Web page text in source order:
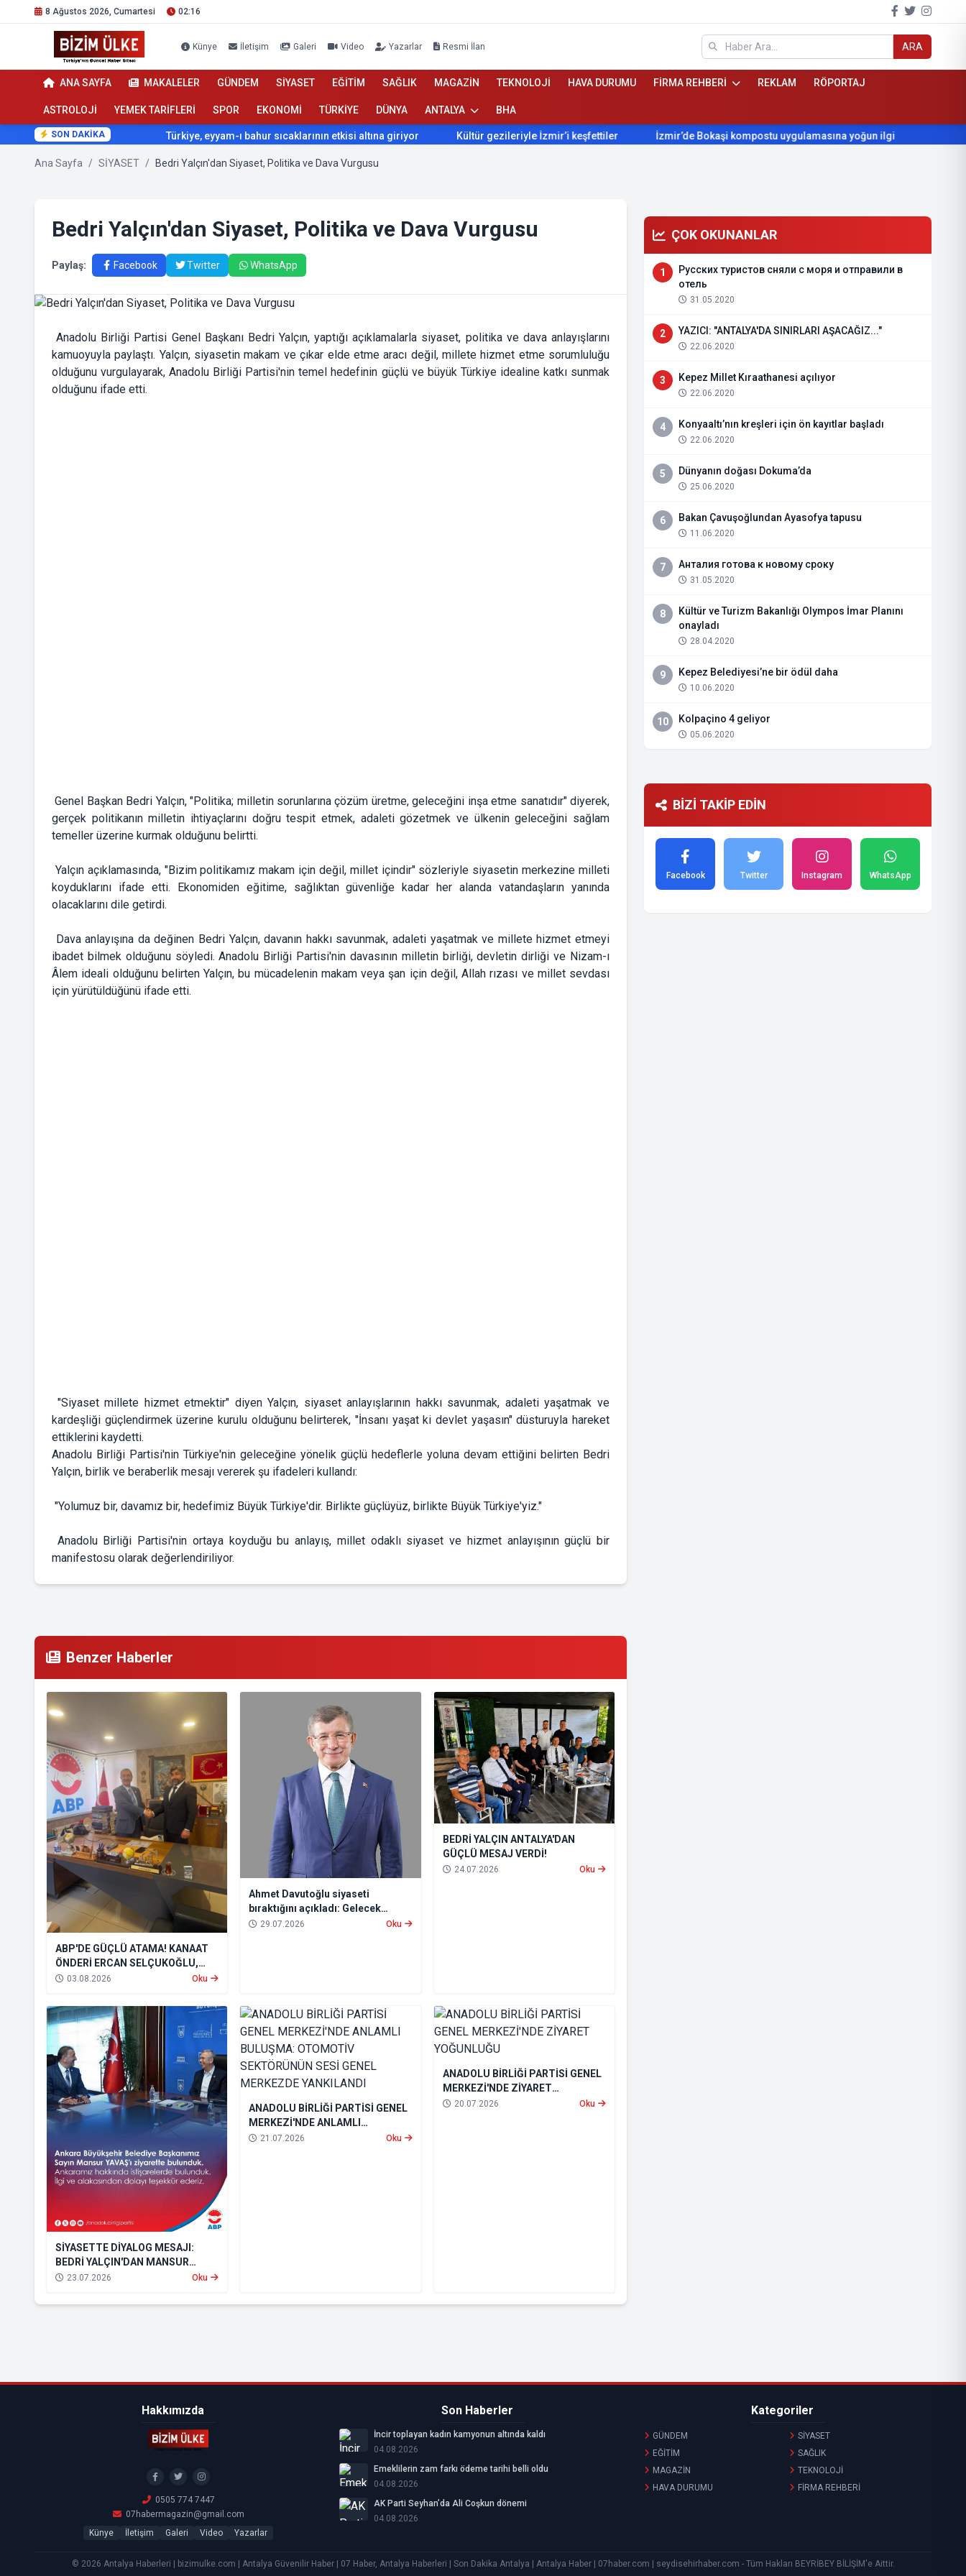
8 Ağustos 2026, Cumartesi 02:16
Künye İletişim Galeri Video Yazarlar Resmi İlan ARA
ANA SAYFA MAKALELER GÜNDEM SİYASET EĞİTİM SAĞLIK MAGAZİN TEKNOLOJİ HAVA DURUMU FİRMA REHBERİ REKLAM RÖPORTAJ
ASTROLOJİ YEMEK TARİFLERİ SPOR EKONOMİ TÜRKİYE DÜNYA ANTALYA BHA
SON DAKİKA Türkiye, eyyam-ı bahur sıcaklarının etkisi altına giriyor Kültür gezileriyle İzmir’i keşfettiler İzmir’de Bokaşi kompostu uygulamasına yoğun ilgi Beydağ’ın
Ana Sayfa / SİYASET / Bedri Yalçın'dan Siyaset, Politika ve Dava Vurgusu
Bedri Yalçın'dan Siyaset, Politika ve Dava Vurgusu
Paylaş: Facebook Twitter WhatsApp
Anadolu Birliği Partisi Genel Başkanı Bedri Yalçın, yaptığı açıklamalarla siyaset, politika ve dava anlayışlarını
kamuoyuyla paylaştı. Yalçın, siyasetin makam ve çıkar elde etme aracı değil, millete hizmet etme sorumluluğu
olduğunu vurgulayarak, Anadolu Birliği Partisi'nin temel hedefinin güçlü ve büyük Türkiye idealine katkı sunmak
olduğunu ifade etti.
Genel Başkan Bedri Yalçın, "Politika; milletin sorunlarına çözüm üretme, geleceğini inşa etme sanatıdır" diyerek,
gerçek politikanın milletin ihtiyaçlarını doğru tespit etmek, adaleti gözetmek ve ülkenin geleceğini sağlam
temeller üzerine kurmak olduğunu belirtti.
Yalçın açıklamasında, "Bizim politikamız makam için değil, millet içindir" sözleriyle siyasetin merkezine milleti
koyduklarını ifade etti. Ekonomiden eğitime, sağlıktan güvenliğe kadar her alanda vatandaşların yanında
olacaklarını dile getirdi.
Dava anlayışına da değinen Bedri Yalçın, davanın hakkı savunmak, adaleti yaşatmak ve millete hizmet etmeyi
ibadet bilmek olduğunu söyledi. Anadolu Birliği Partisi'nin davasının milletin birliği, devletin dirliği ve Nizam-ı
Âlem ideali olduğunu belirten Yalçın, bu mücadelenin makam veya şan için değil, Allah rızası ve millet sevdası
için yürütüldüğünü ifade etti.
"Siyaset millete hizmet etmektir" diyen Yalçın, siyaset anlayışlarının hakkı savunmak, adaleti yaşatmak ve
kardeşliği güçlendirmek üzerine kurulu olduğunu belirterek, "İnsanı yaşat ki devlet yaşasın" düsturuyla hareket
ettiklerini kaydetti.
Anadolu Birliği Partisi'nin Türkiye'nin geleceğine yönelik güçlü hedeflerle yoluna devam ettiğini belirten Bedri
Yalçın, birlik ve beraberlik mesajı vererek şu ifadeleri kullandı:
"Yolumuz bir, davamız bir, hedefimiz Büyük Türkiye'dir. Birlikte güçlüyüz, birlikte Büyük Türkiye'yiz."
Anadolu Birliği Partisi'nin ortaya koyduğu bu anlayış, millet odaklı siyaset ve hizmet anlayışının güçlü bir
manifestosu olarak değerlendiriliyor.
Benzer Haberler
ABP'DE GÜÇLÜ ATAMA! KANAAT
ÖNDERİ ERCAN SELÇUKOĞLU,
TÜM BÖLGELERDEN SORUMLU
03.08.2026 Oku
Ahmet Davutoğlu siyaseti
bıraktığını açıkladı: Gelecek
Partisi’ni feshetti
29.07.2026 Oku
BEDRİ YALÇIN ANTALYA'DAN
GÜÇLÜ MESAJ VERDİ!
24.07.2026 Oku
SİYASETTE DİYALOG MESAJI:
BEDRİ YALÇIN'DAN MANSUR
YAVAŞ'A ANLAMLI ZİYARET
23.07.2026 Oku
ANADOLU BİRLİĞİ PARTİSİ GENEL
MERKEZİ'NDE ANLAMLI
BULUŞMA: OTOMOTİV
21.07.2026 Oku
ANADOLU BİRLİĞİ PARTİSİ GENEL
MERKEZİ'NDE ZİYARET
YOĞUNLUĞU
20.07.2026 Oku
ÇOK OKUNANLAR
1
Русских туристов сняли с моря и отправили в
отель
31.05.2020
2 YAZICI: "ANTALYA'DA SINIRLARI AŞACAĞIZ..."
22.06.2020
3 Kepez Millet Kıraathanesi açılıyor
22.06.2020
4 Konyaaltı’nın kreşleri için ön kayıtlar başladı
22.06.2020
5 Dünyanın doğası Dokuma’da
25.06.2020
6 Bakan Çavuşoğlundan Ayasofya tapusu
11.06.2020
7 Анталия готова к новому сроку
31.05.2020
8
Kültür ve Turizm Bakanlığı Olympos İmar Planını
onayladı
28.04.2020
9 Kepez Belediyesi’ne bir ödül daha
10.06.2020
10 Kolpaçino 4 geliyor
05.06.2020
BİZİ TAKİP EDİN
Facebook Twitter Instagram WhatsApp
Hakkımızda
0505 774 7447
07habermagazin@gmail.com
Künye
İletişim Galeri Video Yazarlar
Son Haberler
İncir toplayan kadın kamyonun altında kaldı
04.08.2026
Emeklilerin zam farkı ödeme tarihi belli oldu
04.08.2026
AK Parti Seyhan’da Ali Coşkun dönemi
04.08.2026
Kategoriler
GÜNDEM
SİYASET
EĞİTİM
SAĞLIK
MAGAZİN
TEKNOLOJİ
HAVA DURUMU
FİRMA REHBERİ
© 2026 Antalya Haberleri | bizimulke.com | Antalya Güvenilir Haber | 07 Haber, Antalya Haberleri | Son Dakika Antalya | Antalya Haber | 07haber.com | seydisehirhaber.com - Tüm Hakları BEYRİBEY BİLİŞİM 'e Aittir.